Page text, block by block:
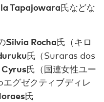
Tapajowara氏などな
Silvia Rocha氏（キロ
氏（Suraras dos
Cyrus氏（国連女性ユー
グゼクティブディレ
氏